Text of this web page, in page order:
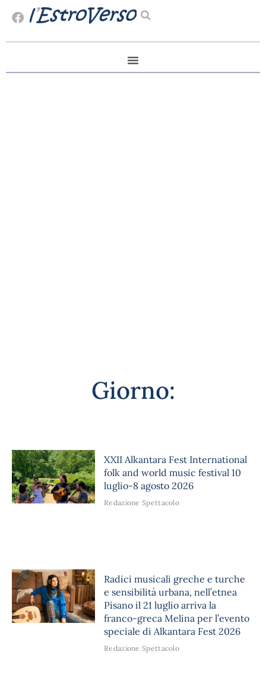
Giorno:
XXII Alkantara Fest International
folk and world music festival 10
luglio-8 agosto 2026
Redazione Spettacolo
Radici musicali greche e turche
e sensibilità urbana, nell’etnea
Pisano il 21 luglio arriva la
franco-greca Melina per l’evento
speciale di Alkantara Fest 2026
Redazione Spettacolo